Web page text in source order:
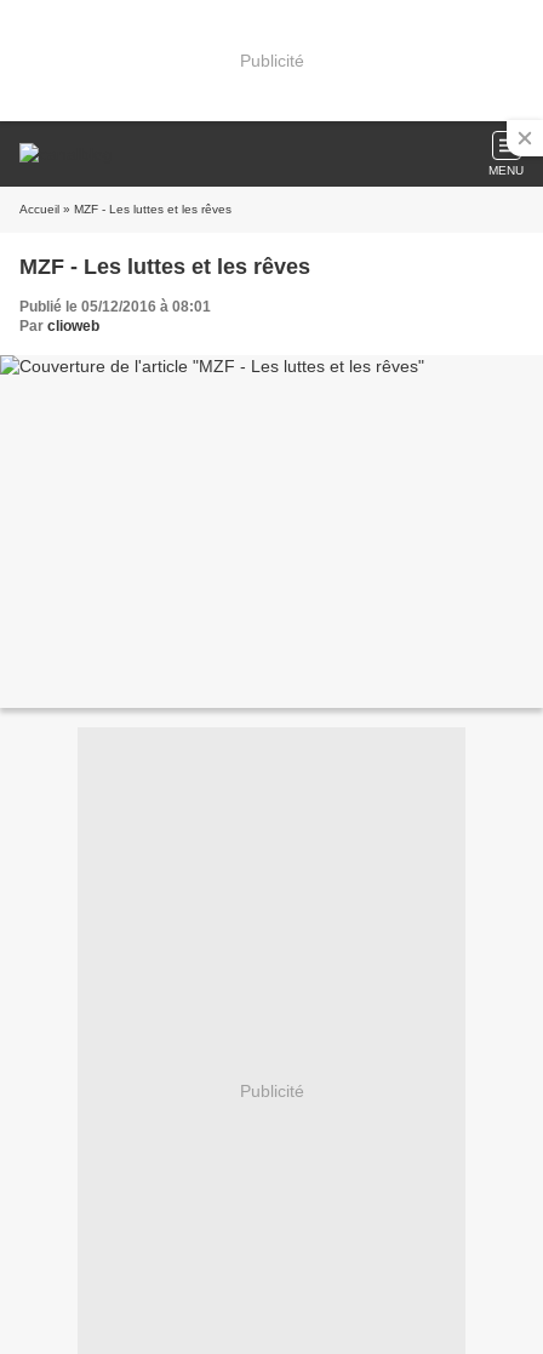
Publicité
MENU
Accueil » MZF - Les luttes et les rêves
MZF - Les luttes et les rêves
Publié le 05/12/2016 à 08:01
Par clioweb
Publicité